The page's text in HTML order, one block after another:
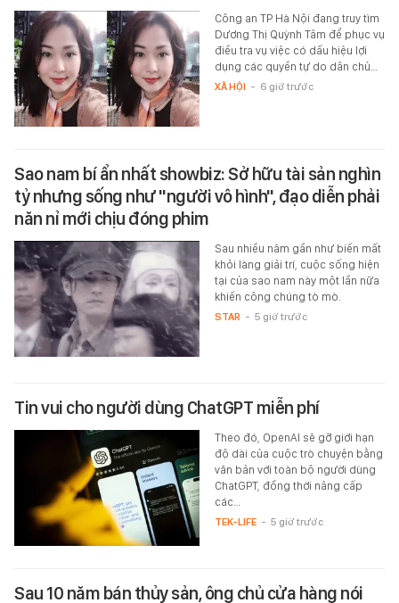
Công an TP Hà Nội đang truy tìm
Dương Thị Quỳnh Tâm để phục vụ
điều tra vụ việc có dấu hiệu lợi
dụng các quyền tự do dân chủ…
XÃ HỘI - 6 giờ trước
Sao nam bí ẩn nhất showbiz: Sở hữu tài sản nghìn
tỷ nhưng sống như "người vô hình", đạo diễn phải
năn nỉ mới chịu đóng phim
Sau nhiều năm gần như biến mất
khỏi làng giải trí, cuộc sống hiện
tại của sao nam này một lần nữa
khiến công chúng tò mò.
STAR - 5 giờ trước
Tin vui cho người dùng ChatGPT miễn phí
Theo đó, OpenAI sẽ gỡ giới hạn
độ dài của cuộc trò chuyện bằng
văn bản với toàn bộ người dùng
ChatGPT, đồng thời nâng cấp
các…
TEK-LIFE - 5 giờ trước
Sau 10 năm bán thủy sản, ông chủ cửa hàng nói